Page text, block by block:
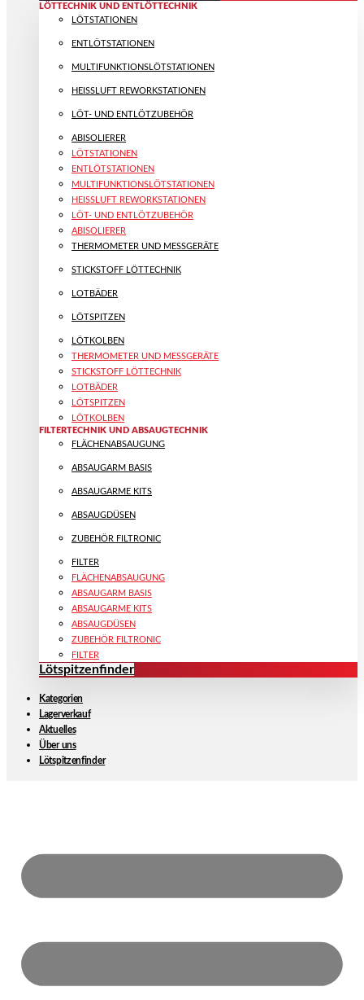
LÖTTECHNIK UND ENTLÖTTECHNIK
LÖTSTATIONEN
ENTLÖTSTATIONEN
MULTIFUNKTIONS­LÖTSTATIONEN
HEISSLUFT REWORKSTATIONEN
LÖT- UND ENTLÖTZUBEHÖR
ABISOLIERER
LÖTSTATIONEN
ENTLÖTSTATIONEN
MULTIFUNKTIONS­LÖTSTATIONEN
HEISSLUFT REWORKSTATIONEN
LÖT- UND ENTLÖTZUBEHÖR
ABISOLIERER
THERMOMETER UND MESSGERÄTE
STICKSTOFF LÖTTECHNIK
LOTBÄDER
LÖTSPITZEN
LÖTKOLBEN
THERMOMETER UND MESSGERÄTE
STICKSTOFF LÖTTECHNIK
LOTBÄDER
LÖTSPITZEN
LÖTKOLBEN
FILTERTECHNIK UND ABSAUGTECHNIK
FLÄCHENABSAUGUNG
ABSAUGARM BASIS
ABSAUGARME KITS
ABSAUGDÜSEN
ZUBEHÖR FILTRONIC
FILTER
FLÄCHENABSAUGUNG
ABSAUGARM BASIS
ABSAUGARME KITS
ABSAUGDÜSEN
ZUBEHÖR FILTRONIC
FILTER
Lötspitzenfinder
Kategorien
Lagerverkauf
Aktuelles
Über uns
Lötspitzenfinder